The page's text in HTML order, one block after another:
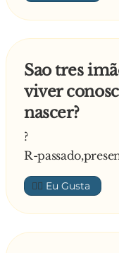
Sao tres
viver
nascer?
?
R-
👍🏼